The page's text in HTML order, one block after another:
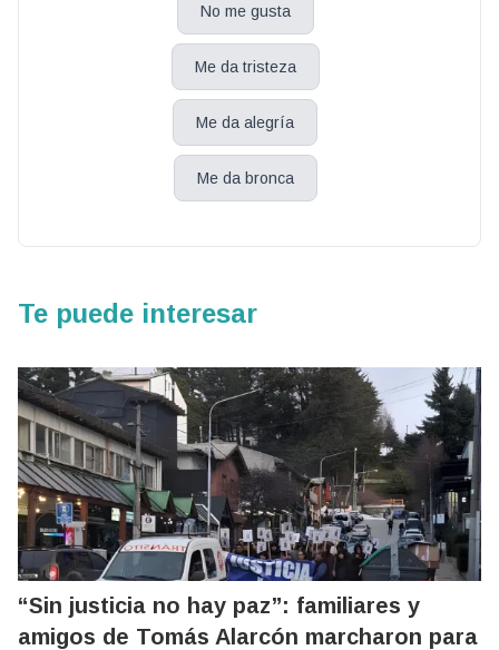
No me gusta
Me da tristeza
Me da alegría
Me da bronca
Te puede interesar
“Sin justicia no hay paz”: familiares y
amigos de Tomás Alarcón marcharon para